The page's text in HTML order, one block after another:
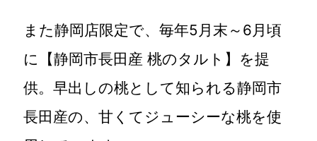
また静岡店限定で、毎年5月末～6月頃
に【静岡市長田産 桃のタルト】を提
供。早出しの桃として知られる静岡市
長田産の、甘くてジューシーな桃を使